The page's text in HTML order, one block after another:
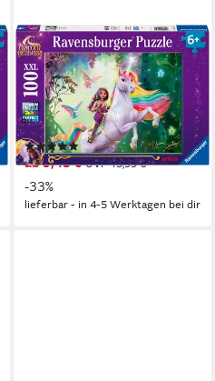
RAVENSBURGER
Puzzle Unicorn Academy,
Sophia und Wildstar, 100
Puzzleteile, 100 XXLTeile;
Made in Germany
(3)
ab 9,43 € UVP13,99 €
-33%
lieferbar - in 4-5 Werktagen bei dir